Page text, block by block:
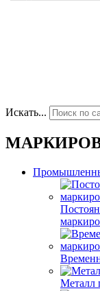
Искать...
Металл